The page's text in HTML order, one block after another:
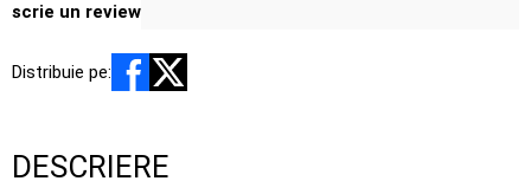
scrie un review
Distribuie pe:
DESCRIERE